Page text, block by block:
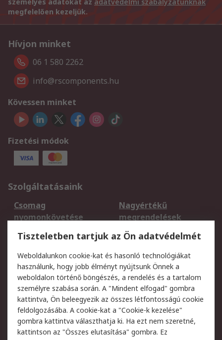
személyes adatokat az adatvédelmi szabályzatunknak
megfelelően kezeljük.
Hívjon minket
06 1 580 2262
info@rscomponents.hu
Kövessen minket
Fizetési módok
Szolgáltatásaink
Csomag
nyomonkövetése
Nagyértékű
megrendelések
Regisztráció
Szállítás
Termékvisszaküldés
Szolgáltatások
Jogi
Adatvédelmi
szabályzat
Az RS értékesítési
feltételei
Cookie szabályzat
Email biztonság
Tiszteletben tartjuk az Ön adatvédelmét
Weboldalunkon cookie-kat és hasonló technológiákat
használunk, hogy jobb élményt nyújtsunk Önnek a
weboldalon történő böngészés, a rendelés és a tartalom
személyre szabása során. A "Mindent elfogad" gombra
kattintva, Ön beleegyezik az összes létfontosságú cookie
feldolgozásába. A cookie-kat a "Cookie-k kezelése"
gombra kattintva választhatja ki. Ha ezt nem szeretné,
kattintson az "Összes elutasítása" gombra. Ez